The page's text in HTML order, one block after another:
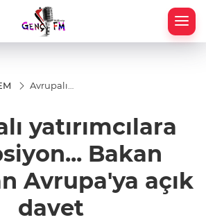
Avrupalı
Bakan
Kacır'dan
Avrupa'ya
açık davet
yatırımcılara
Bakan
Avrupa'ya açık
davet